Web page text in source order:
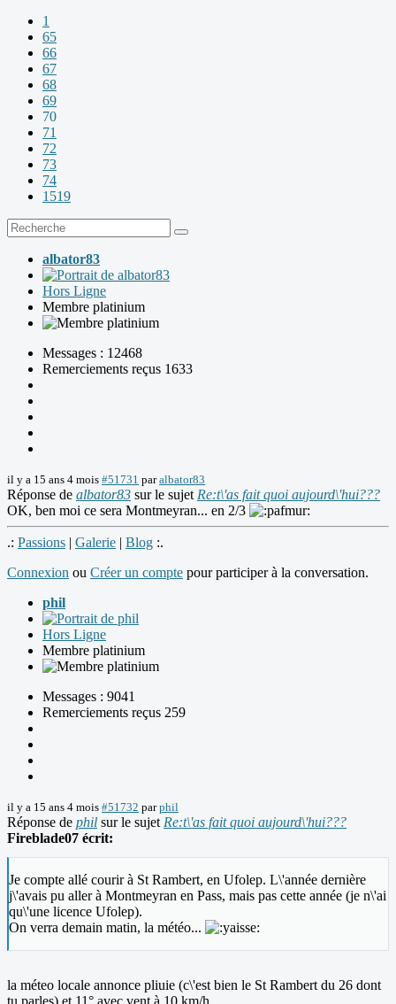
1
65
66
67
68
69
70
71
72
73
74
1519
albator83
Hors Ligne
Membre platinium
Messages : 12468
Remerciements reçus 1633
il y a 15 ans 4 mois #51731 paralbator83
Réponse de albator83 sur le sujet Re:t\'as fait quoi aujourd\'hui???
OK, ben moi ce sera Montmeyran... en 2/3
.: Passions | Galerie | Blog :.
Connexion ou Créer un compte pour participer à la conversation.
phil
Hors Ligne
Membre platinium
Messages : 9041
Remerciements reçus 259
il y a 15 ans 4 mois #51732 parphil
Réponse de phil sur le sujet Re:t\'as fait quoi aujourd\'hui???
Fireblade07 écrit:
Je compte allé courir à St Rambert, en Ufolep. L\'année dernière
j\'avais pu aller à Montmeyran en Pass, mais pas cette année (je n\'ai
qu\'une licence Ufolep).
On verra demain matin, la météo...
la méteo locale annonce pliuie (c\'est bien le St Rambert du 26 dont